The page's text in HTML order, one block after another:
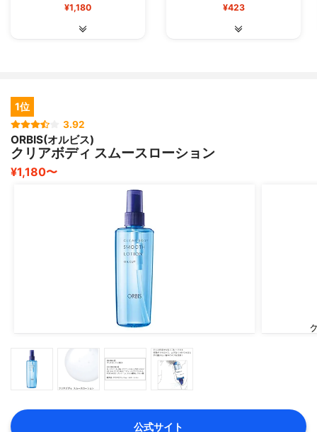
¥1,180 ¥423
1位
3.92
ORBIS(オルビス)
クリアボディ スムースローション
¥1,180〜
公式サイト